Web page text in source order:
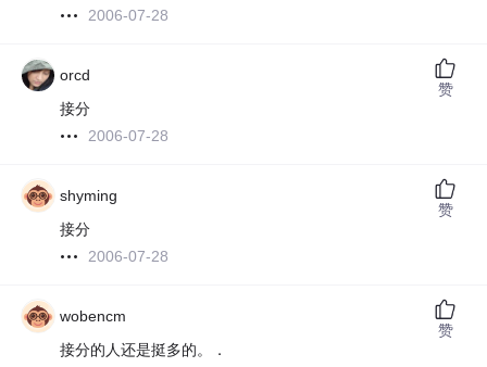
2006-07-28
orcd
接分
2006-07-28
赞
shyming
接分
2006-07-28
赞
wobencm
接分的人还是挺多的。．
赞